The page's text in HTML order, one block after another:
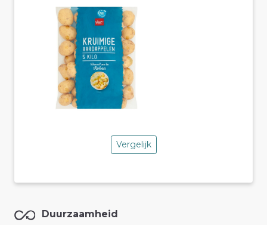
Vergelijk
Duurzaamheid